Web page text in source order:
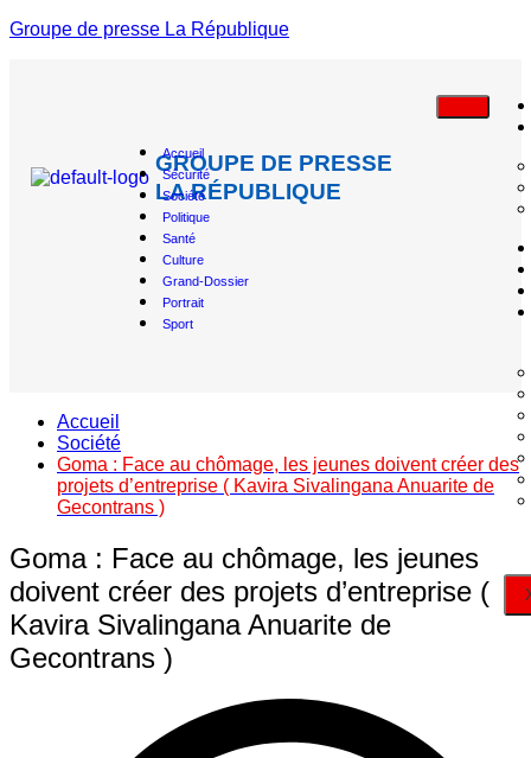
Groupe de presse La République
GROUPE DE PRESSE
LA RÉPUBLIQUE
Accueil
Sécurité
Société
Politique
Santé
Culture
Grand-Dossier
Portrait
Sport
Accueil
Société
Goma : Face au chômage, les jeunes doivent créer des
projets d’entreprise ( Kavira Sivalingana Anuarite de
Gecontrans )
Goma : Face au chômage, les jeunes
doivent créer des projets d’entreprise (
Kavira Sivalingana Anuarite de
Gecontrans )